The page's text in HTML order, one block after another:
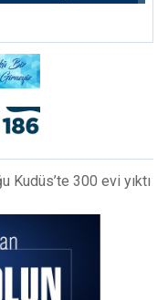
Kudüs’te 300 evi yıktı